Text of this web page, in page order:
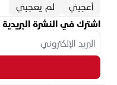
أعجبني
لم يعجبني
اشترك في النشرة البريدية